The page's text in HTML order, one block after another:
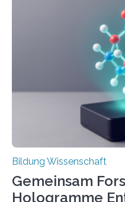
Erfindungen entstehen
Wissenskategorien
Forschung von Gianluca
Organizational Behavior
Balázs Kovács,
Management. Die
dass Patente…
Bildung Wissenschaft
Gemeinsam
Hologramme